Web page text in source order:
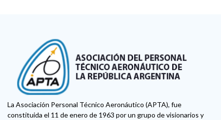
La Asociación Personal Técnico Aeronáutico (APTA), fue
constituida el 11 de enero de 1963 por un grupo de visionarios y